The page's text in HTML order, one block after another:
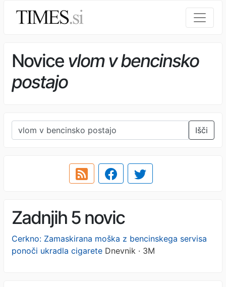
Novice vlom v bencinsko
postajo
Išči
Zadnjih 5 novic
Cerkno: Zamaskirana moška z bencinskega servisa
ponoči ukradla cigarete Dnevnik · 3M